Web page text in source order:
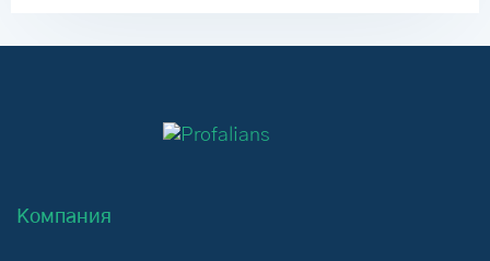
Компания